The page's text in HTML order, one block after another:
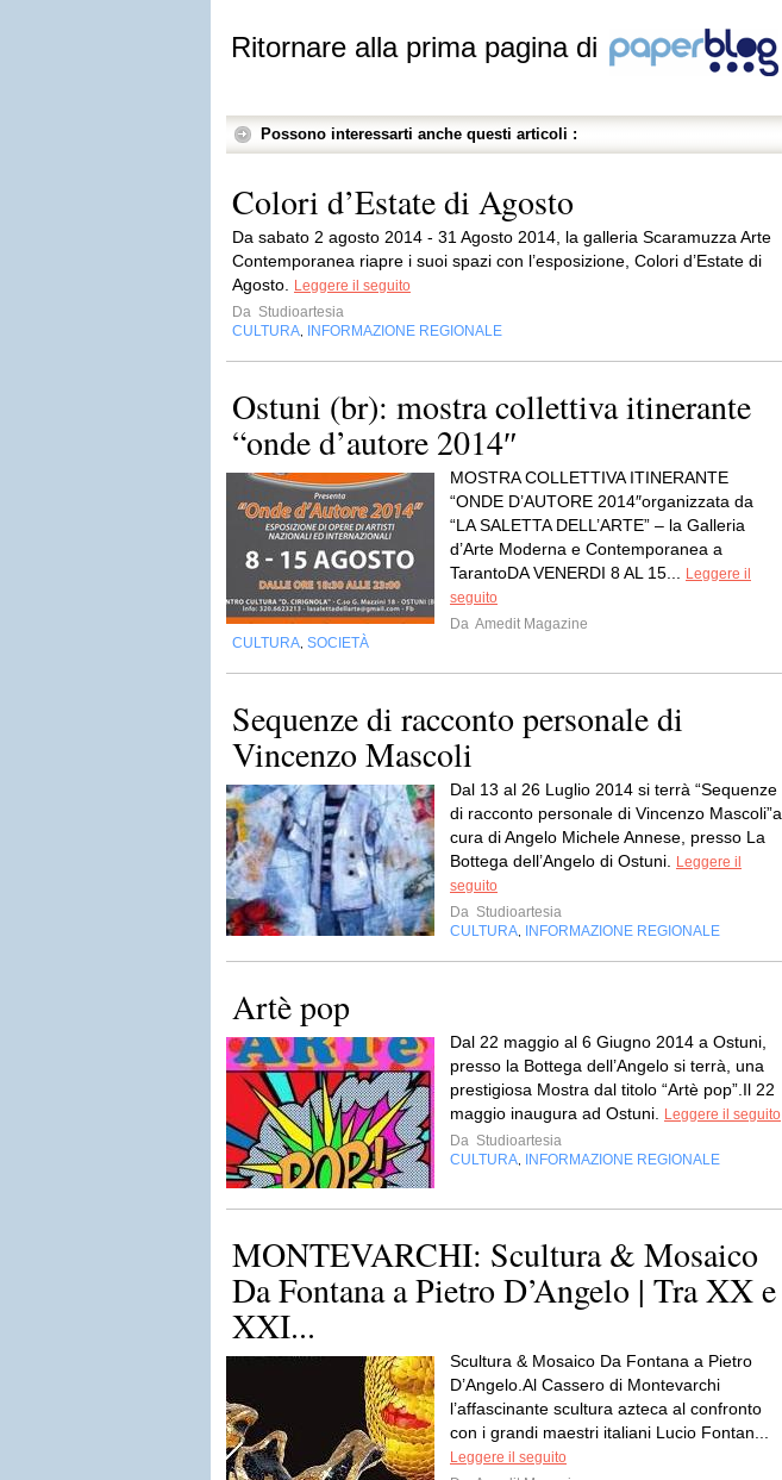
Ritornare alla prima pagina di
Possono interessarti anche questi articoli :
Colori d’Estate di Agosto
Da sabato 2 agosto 2014 - 31 Agosto 2014, la galleria Scaramuzza Arte
Contemporanea riapre i suoi spazi con l’esposizione, Colori d’Estate di
Agosto.
Leggere il seguito
Da Studioartesia
CULTURA
INFORMAZIONE REGIONALE
Ostuni (br): mostra collettiva itinerante
“onde d’autore 2014″
MOSTRA COLLETTIVA ITINERANTE
“ONDE D’AUTORE 2014″organizzata da
“LA SALETTA DELL’ARTE” – la Galleria
d’Arte Moderna e Contemporanea a
TarantoDA VENERDI 8 AL 15...
Leggere il
seguito
Da Amedit Magazine
CULTURA SOCIETÀ
Sequenze di racconto personale di
Vincenzo Mascoli
Dal 13 al 26 Luglio 2014 si terrà “Sequenze
di racconto personale di Vincenzo Mascoli”a
cura di Angelo Michele Annese, presso La
Bottega dell’Angelo di Ostuni.
Leggere il
seguito
Da Studioartesia
CULTURA
INFORMAZIONE REGIONALE
Artè pop
Dal 22 maggio al 6 Giugno 2014 a Ostuni,
presso la Bottega dell’Angelo si terrà, una
prestigiosa Mostra dal titolo “Artè pop”.Il 22
maggio inaugura ad Ostuni.
Leggere il seguito
Da Studioartesia
CULTURA
INFORMAZIONE REGIONALE
MONTEVARCHI: Scultura & Mosaico
Da Fontana a Pietro D’Angelo | Tra XX e
XXI...
Scultura & Mosaico Da Fontana a Pietro
D’Angelo.Al Cassero di Montevarchi
l’affascinante scultura azteca al confronto
con i grandi maestri italiani Lucio Fontan...
Leggere il seguito